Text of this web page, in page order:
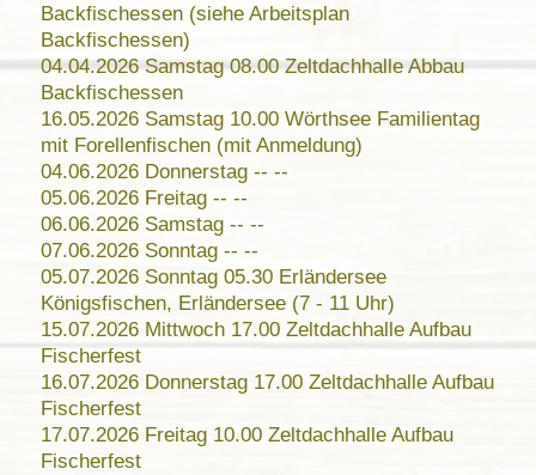
Backfischessen (siehe Arbeitsplan
Backfischessen)
04.04.2026 Samstag 08.00 Zeltdachhalle Abbau
Backfischessen
16.05.2026 Samstag 10.00 Wörthsee Familientag
mit Forellenfischen (mit Anmeldung)
04.06.2026 Donnerstag -- --
05.06.2026 Freitag -- --
06.06.2026 Samstag -- --
07.06.2026 Sonntag -- --
05.07.2026 Sonntag 05.30 Erländersee
Königsfischen, Erländersee (7 - 11 Uhr)
15.07.2026 Mittwoch 17.00 Zeltdachhalle Aufbau
Fischerfest
16.07.2026 Donnerstag 17.00 Zeltdachhalle Aufbau
Fischerfest
17.07.2026 Freitag 10.00 Zeltdachhalle Aufbau
Fischerfest